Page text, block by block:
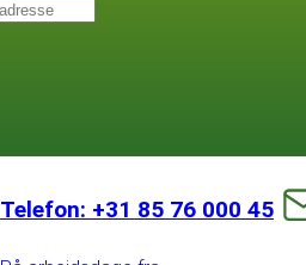
Telefon: +31 85 76 000 45